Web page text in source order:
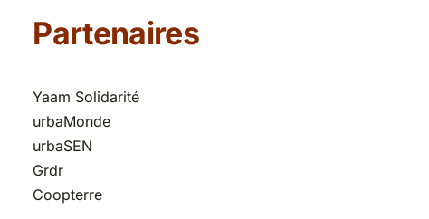
Partenaires
Yaam Solidarité
urbaMonde
urbaSEN
Grdr
Coopterre